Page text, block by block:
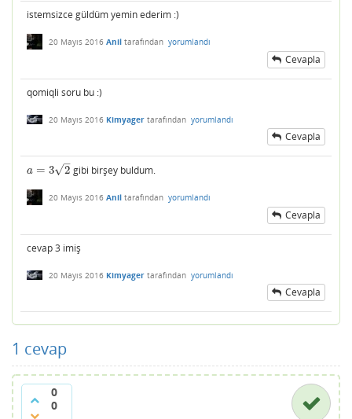
istemsizce güldüm yemin ederim :)
20 Mayıs 2016 Anil tarafından yorumlandı
Cevapla
qomiqli soru bu :)
20 Mayıs 2016 Kimyager tarafından yorumlandı
Cevapla
a = 3 2
–
√
a=32 gibi birşey buldum.
20 Mayıs 2016 Anil tarafından yorumlandı
Cevapla
cevap 3 imiş
20 Mayıs 2016 Kimyager tarafından yorumlandı
Cevapla
1 cevap
0
0